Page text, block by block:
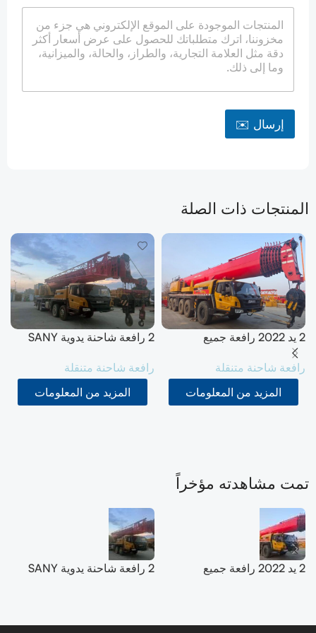
إرسال ✉️
المنتجات ذات الصلة
2 يد 2022 رافعة جميع
SYM5556JQZ200C
رافعة شاحنة متنقلة
المزيد من المعلومات
2 رافعة شاحنة يدوية SANY
(STC500E5) 2021
رافعة شاحنة متنقلة
المزيد من المعلومات
تمت مشاهدته مؤخراً
2 يد 2022 رافعة جميع
2 رافعة شاحنة يدوية SANY